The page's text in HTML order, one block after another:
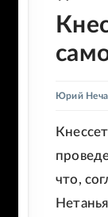
Юрий
что,